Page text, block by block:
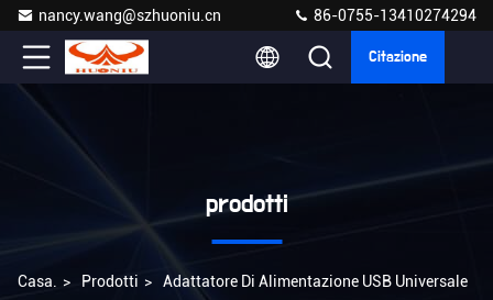
nancy.wang@szhuoniu.cn 86-0755-13410274294
Citazione
prodotti
Casa. > Prodotti > Adattatore Di Alimentazione USB Universale